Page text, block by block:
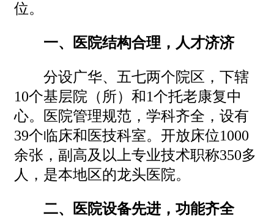
位。
一、医院结构合理，人才济济
分设广华、五七两个院区，下辖
10个基层院（所）和1个托老康复中
心。医院管理规范，学科齐全，设有
39个临床和医技科室。开放床位1000
余张，副高及以上专业技术职称350多
人，是本地区的龙头医院。
二、医院设备先进，功能齐全